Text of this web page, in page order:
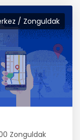
/ Zonguldak
Zonguldak